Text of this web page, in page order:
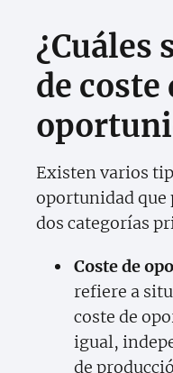
¿Cuáles
de coste
Existen varios
oportunidad que
dos categorías
Coste de
refiere a
coste de
igual,
de